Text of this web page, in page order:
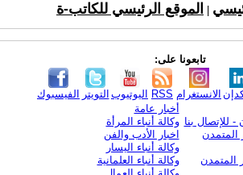
الموقع الرئيسي للكاتب-ة
تابعونا على:
الفيسبوك التويتر اليوتيوب RSS الانستغرام
- للإتصال بنا
المتمدن
المتمدن
أخبار عامة
وكالة أنباء المرأة
اخبار الأدب والفن
وكالة أنباء اليسار
وكالة أنباء العلمانية